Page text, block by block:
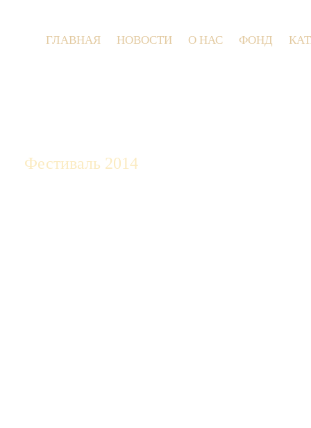
ГЛАВНАЯ НОВОСТИ О НАС ФОНД
Фестиваль 2014